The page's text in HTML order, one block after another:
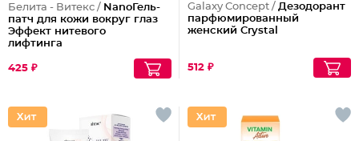
Белита - Витекс / NanoГель-
патч для кожи вокруг глаз
Эффект нитевого
лифтинга
425 ₽
Galaxy Concept / Дезодорант
парфюмированный
женский Crystal
512 ₽